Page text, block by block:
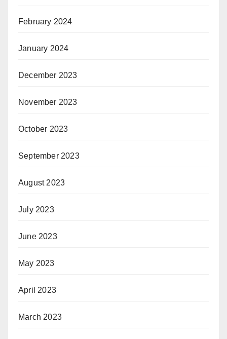
February 2024
January 2024
December 2023
November 2023
October 2023
September 2023
August 2023
July 2023
June 2023
May 2023
April 2023
March 2023